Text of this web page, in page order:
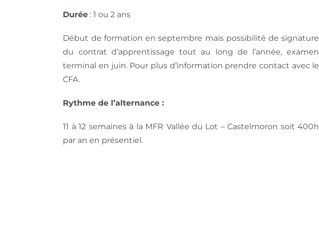
Durée : 1 ou 2 ans
Début de formation en septembre mais possibilité de signature
du contrat d’apprentissage tout au long de l’année, examen
terminal en juin. Pour plus d’information prendre contact avec le
CFA.
Rythme de l’alternance :
11 à 12 semaines à la MFR Vallée du Lot – Castelmoron soit 400h
par an en présentiel.